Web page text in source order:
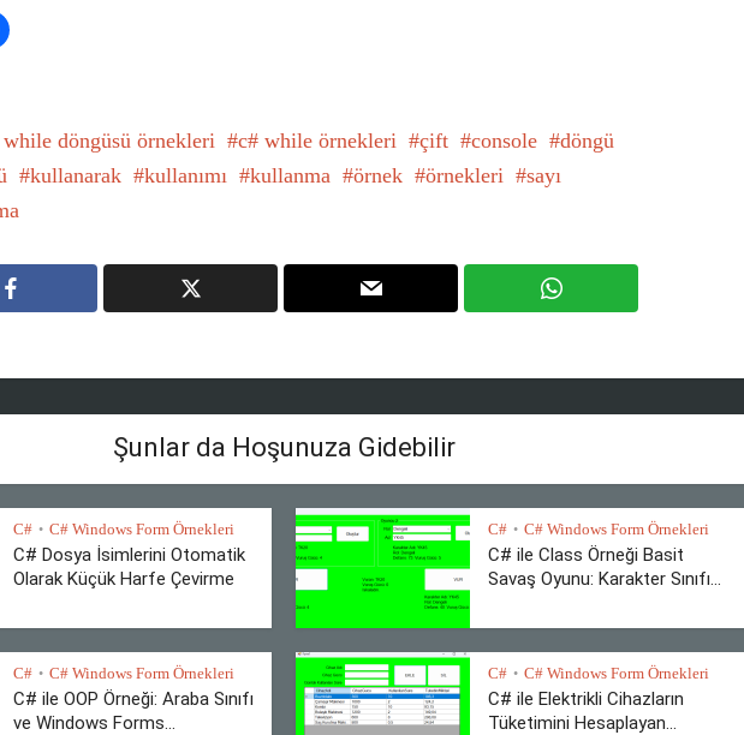
döngüsü örnekleri c# while örnekleri çift console
döngü
kullanarak kullanımı kullanma örnek örnekleri
sayı
Şunlar da Hoşunuza Gidebilir
C# • C# Windows Form Örnekleri
C# Dosya İsimlerini Otomatik
Olarak Küçük Harfe Çevirme
C# • C# Windows Form Örnekleri
C# ile Class Örneği Basit
Savaş Oyunu: Karakter Sınıfı...
C# • C# Windows Form Örnekleri
C# ile OOP Örneği: Araba Sınıfı
ve Windows Forms...
C# • C# Windows Form Örnekleri
C# ile Elektrikli Cihazların
Tüketimini Hesaplayan...